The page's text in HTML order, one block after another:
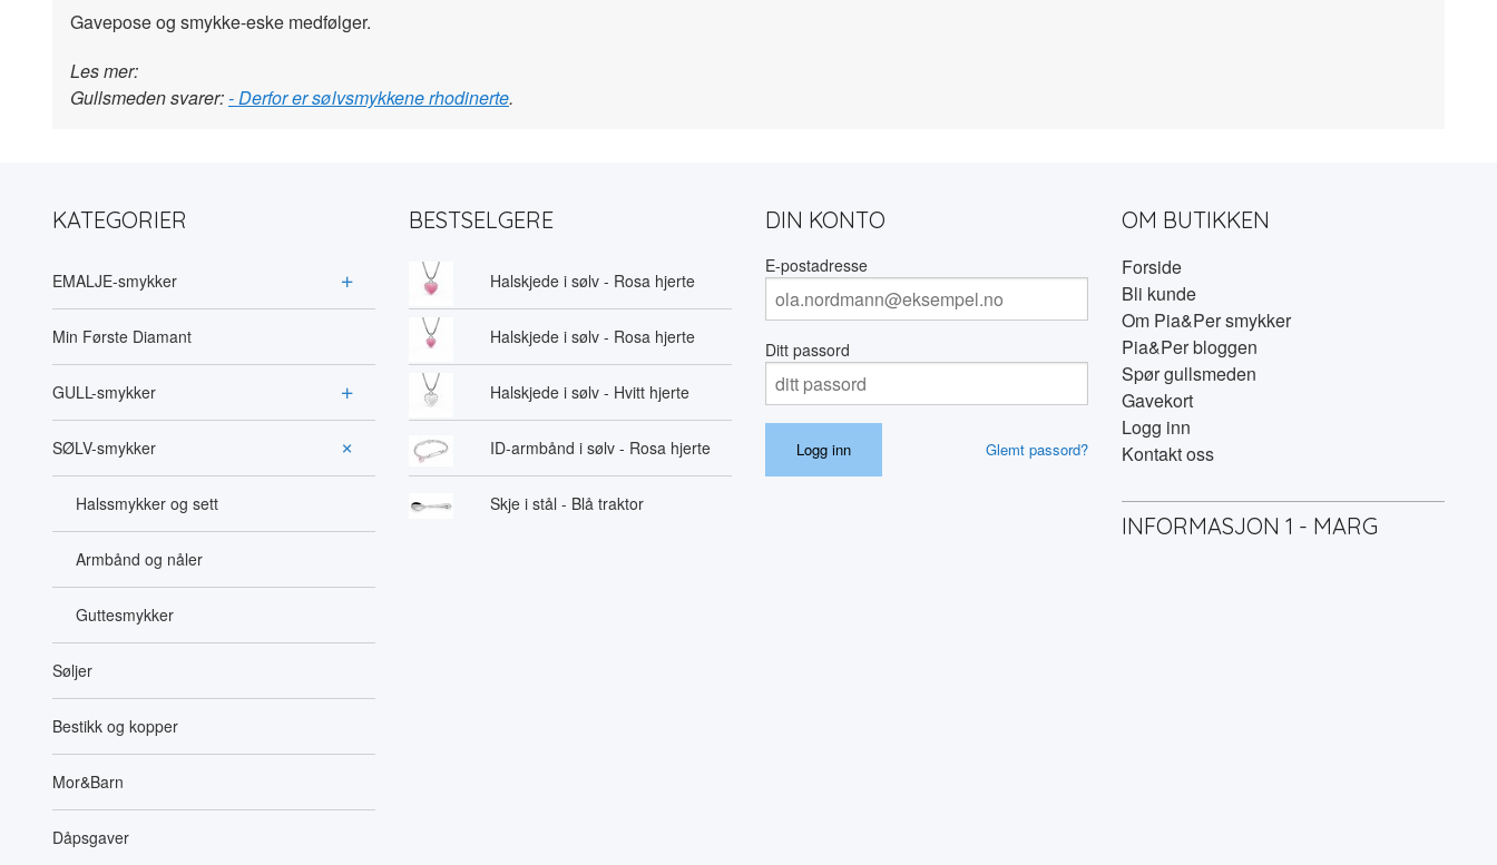
Gavepose og smykke-eske medfølger.
Les mer:
Gullsmeden svarer:- Derfor er sølvsmykkene rhodinerte.
KATEGORIER
EMALJE-smykker
Min Første Diamant
GULL-smykker
SØLV-smykker
Halssmykker og sett
Armbånd og nåler
Guttesmykker
Søljer
Bestikk og kopper
Mor&Barn
Dåpsgaver
BESTSELGERE
Halskjede i sølv - Rosa hjerte
Halskjede i sølv - Rosa hjerte
Halskjede i sølv - Hvitt hjerte
ID-armbånd i sølv - Rosa hjerte
Skje i stål - Blå traktor
DIN KONTO
E-postadresse
Ditt passord
Glemt passord?
OM BUTIKKEN
Forside
Bli kunde
Om Pia&Per smykker
Pia&Per bloggen
Spør gullsmeden
Gavekort
Logg inn
Kontakt oss
INFORMASJON 1 - MARG